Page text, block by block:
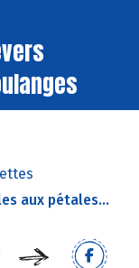
aux pétales...